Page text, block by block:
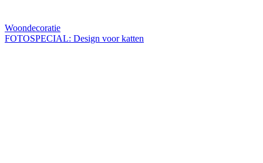
Woondecoratie
FOTOSPECIAL: Design voor katten